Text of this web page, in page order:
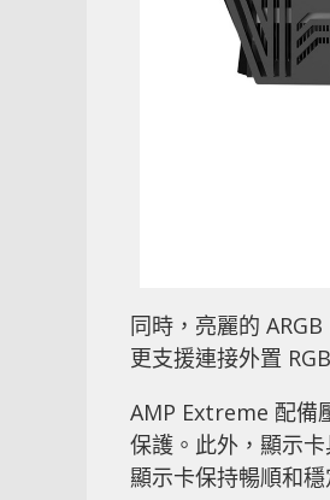
同時，亮麗的
更支援連接外置
AMP Extreme 配備
保護。此外，顯示
顯示卡保持暢順和穩